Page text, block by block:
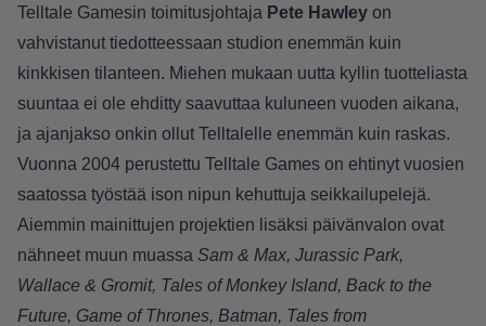
Telltale Gamesin toimitusjohtaja Pete Hawley on
vahvistanut tiedotteessaan studion enemmän kuin
kinkkisen tilanteen. Miehen mukaan uutta kyllin tuotteliasta
suuntaa ei ole ehditty saavuttaa kuluneen vuoden aikana,
ja ajanjakso onkin ollut Telltalelle enemmän kuin raskas.
Vuonna 2004 perustettu Telltale Games on ehtinyt vuosien
saatossa työstää ison nipun kehuttuja seikkailupelejä.
Aiemmin mainittujen projektien lisäksi päivänvalon ovat
nähneet muun muassa Sam & Max, Jurassic Park,
Wallace & Gromit, Tales of Monkey Island, Back to the
Future, Game of Thrones, Batman, Tales from